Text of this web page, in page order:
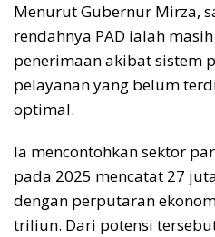
Menurut Gubernur Mirza,
rendahnya PAD ialah
penerimaan akibat sistem
pelayanan yang belum
optimal.
Ia mencontohkan sektor
pada 2025 mencatat 27
dengan perputaran
triliun. Dari potensi